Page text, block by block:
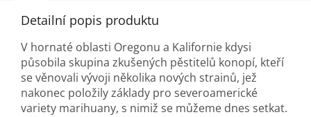
Detailní popis produktu
V hornaté oblasti Oregonu a Kalifornie kdysi
působila skupina zkušených pěstitelů konopí, kteří
se věnovali vývoji několika nových strainů, jež
nakonec položily základy pro severoamerické
variety marihuany, s nimiž se můžeme dnes setkat.